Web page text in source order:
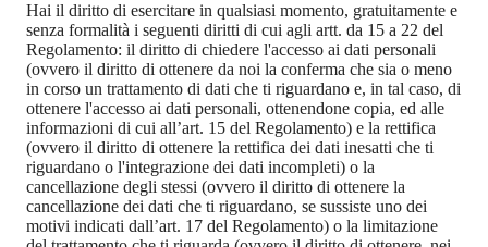
Hai il diritto di esercitare in qualsiasi momento, gratuitamente e
senza formalità i seguenti diritti di cui agli artt. da 15 a 22 del
Regolamento: il diritto di chiedere l'accesso ai dati personali
(ovvero il diritto di ottenere da noi la conferma che sia o meno
in corso un trattamento di dati che ti riguardano e, in tal caso, di
ottenere l'accesso ai dati personali, ottenendone copia, ed alle
informazioni di cui all’art. 15 del Regolamento) e la rettifica
(ovvero il diritto di ottenere la rettifica dei dati inesatti che ti
riguardano o l'integrazione dei dati incompleti) o la
cancellazione degli stessi (ovvero il diritto di ottenere la
cancellazione dei dati che ti riguardano, se sussiste uno dei
motivi indicati dall’art. 17 del Regolamento) o la limitazione